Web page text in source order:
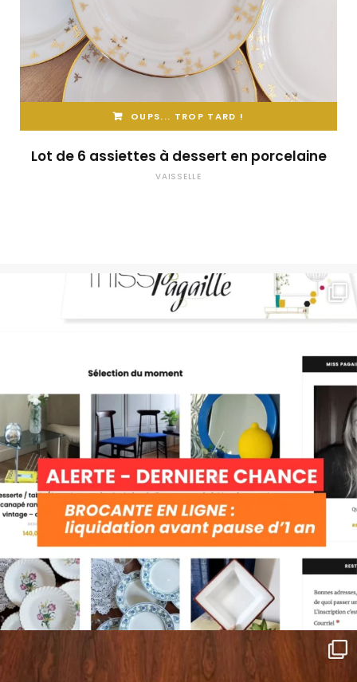
OUPS... TROP TARD !
Lot de 6 assiettes à dessert en porcelaine
VAISSELLE